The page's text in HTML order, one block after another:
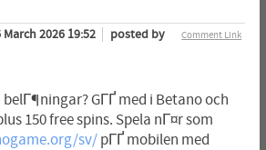
Comment Link
2026 19:52
posted by
GГҐ med i Betano och
150 free spins. Spela nГ¤r som
sv/pГҐ mobilen med